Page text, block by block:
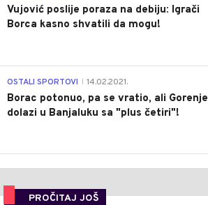
Vujović poslije poraza na debiju: Igrači
Borca kasno shvatili da mogu!
OSTALI SPORTOVI 14.02.2021.
Borac potonuo, pa se vratio, ali Gorenje
dolazi u Banjaluku sa "plus četiri"!
PROČITAJ JOŠ